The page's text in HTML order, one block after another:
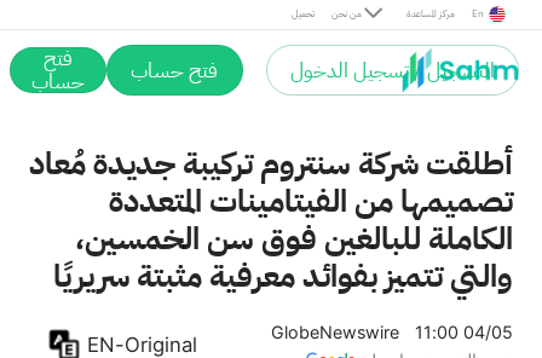
تحميل من نحن مركز المساعدة En
التسجيل / تسجيل الدخول فتح حساب فتح
حساب
أطلقت شركة سنتروم تركيبة جديدة مُعاد
تصميمها من الفيتامينات المتعددة
الكاملة للبالغين فوق سن الخمسين،
والتي تتميز بفوائد معرفية مثبتة سريريًا
GlobeNewswire
11:00 04/05
EN-Original